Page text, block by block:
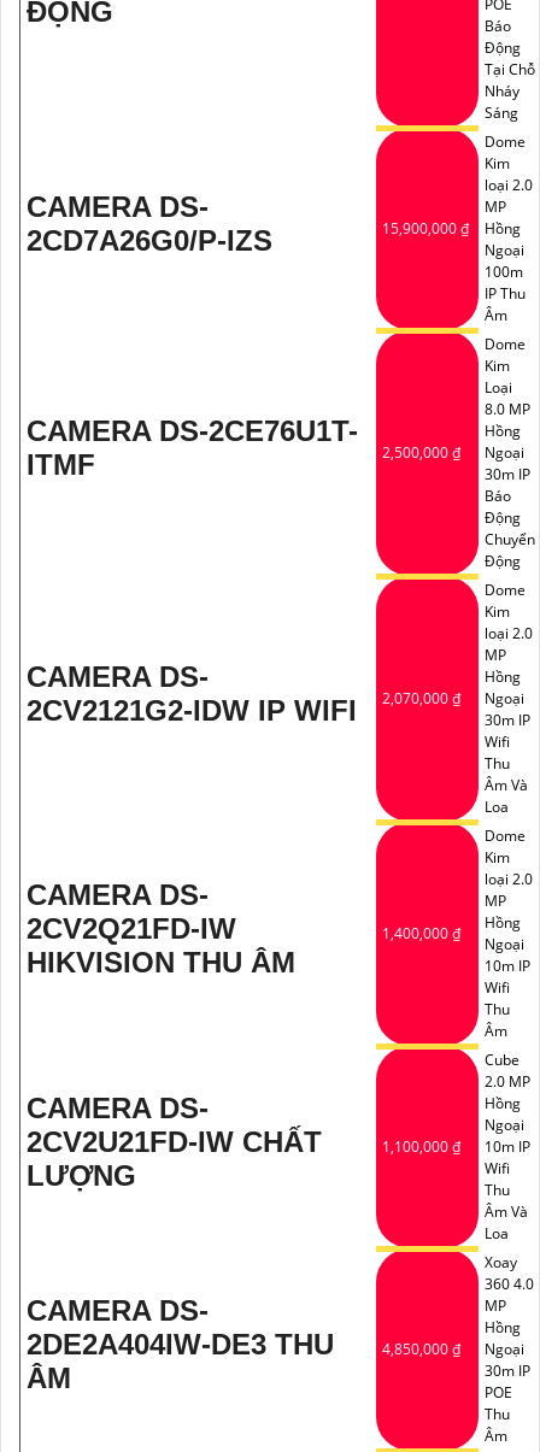
ĐỘNG
POE
Báo
Động
Tại Chỗ
Nháy
Sáng
CAMERA DS-
2CD7A26G0/P-IZS
15,900,000 ₫
Dome
Kim
loại 2.0
MP
Hồng
Ngoại
100m
IP Thu
Âm
CAMERA DS-2CE76U1T-
ITMF
2,500,000 ₫
Dome
Kim
Loại
8.0 MP
Hồng
Ngoại
30m IP
Báo
Động
Chuyển
Động
CAMERA DS-
2CV2121G2-IDW IP WIFI
2,070,000 ₫
Dome
Kim
loại 2.0
MP
Hồng
Ngoại
30m IP
Wifi
Thu
Âm Và
Loa
CAMERA DS-
2CV2Q21FD-IW
HIKVISION THU ÂM
1,400,000 ₫
Dome
Kim
loại 2.0
MP
Hồng
Ngoại
10m IP
Wifi
Thu
Âm
CAMERA DS-
2CV2U21FD-IW CHẤT
LƯỢNG
1,100,000 ₫
Cube
2.0 MP
Hồng
Ngoại
10m IP
Wifi
Thu
Âm Và
Loa
CAMERA DS-
2DE2A404IW-DE3 THU
ÂM
4,850,000 ₫
Xoay
360 4.0
MP
Hồng
Ngoại
30m IP
POE
Thu
Âm